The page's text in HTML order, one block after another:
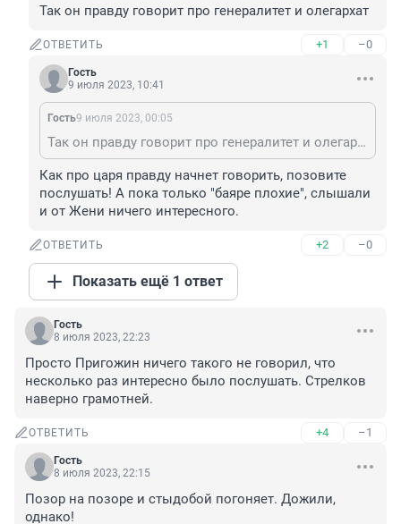
Так он правду говорит про генералитет и олегархат
ОТВЕТИТЬ +1 –0
Гость
9 июля 2023, 10:41
Гость9 июля 2023, 00:05
Так он правду говорит про генералитет и олегархат
Как про царя правду начнет говорить, позовите
послушать! А пока только "баяре плохие", слышали
и от Жени ничего интересного.
ОТВЕТИТЬ +2 –0
Показать ещё 1 ответ
Гость
8 июля 2023, 22:23
Просто Пригожин ничего такого не говорил, что
несколько раз интересно было послушать. Стрелков
наверно грамотней.
ОТВЕТИТЬ +4 –1
Гость
8 июля 2023, 22:15
Позор на позоре и стыдобой погоняет. Дожили,
однако!